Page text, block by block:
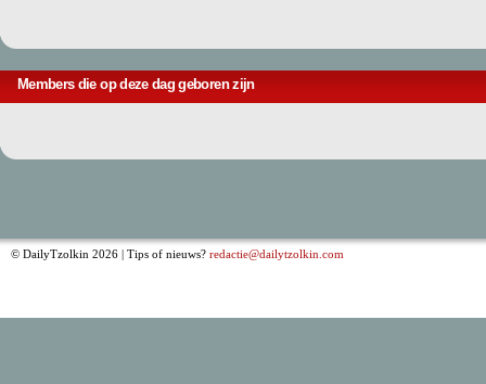
Members die op deze dag geboren zijn
© DailyTzolkin 2026 | Tips of nieuws? redactie@dailytzolkin.com